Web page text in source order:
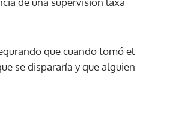
que cuando tomó el
se dispararía y que alguien